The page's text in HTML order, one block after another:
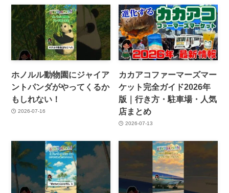
ホノルル動物園にジャイア
ントパンダがやってくるか
もしれない！
2026-07-16
カカアコファーマーズマー
ケット完全ガイド2026年
版｜行き方・駐車場・人気
店まとめ
2026-07-13